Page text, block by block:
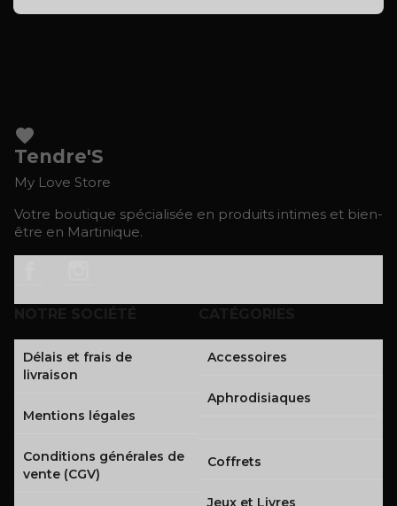
favorite
Tendre'S
My Love Store
Votre boutique spécialisée en produits intimes et bien-
être en Martinique.
Délais et frais de
livraison
Mentions légales
Conditions générales de
vente (CGV)
Accessoires
Aphrodisiaques
Coffrets
Jeux et Livres